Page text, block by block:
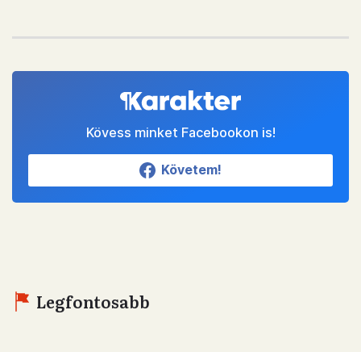
Kövess minket Facebookon is!
Követem!
Legfontosabb